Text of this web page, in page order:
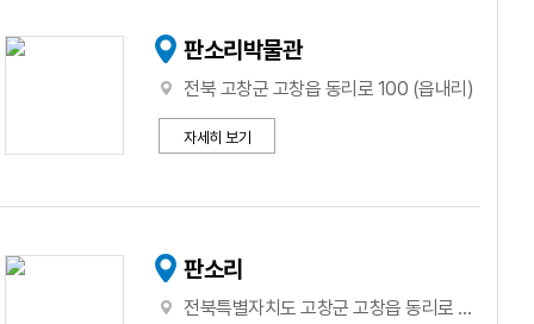
판소리박물관
전북 고창군 고창읍 동리로 100 (읍내리)
자세히 보기
판소리
전북특별자치도 고창군 고창읍 동리로 100